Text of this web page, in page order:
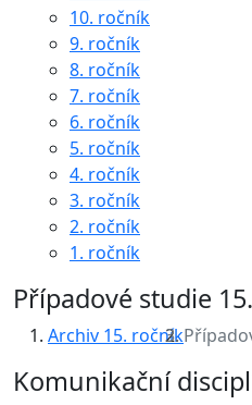
10. ročník
9. ročník
8. ročník
7. ročník
6. ročník
5. ročník
4. ročník
3. ročník
2. ročník
1. ročník
Případové studie
Archiv 15. ročník
Komunikační